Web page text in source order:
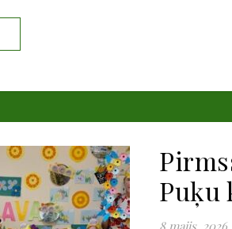
Puķu
8 maijs, 2026